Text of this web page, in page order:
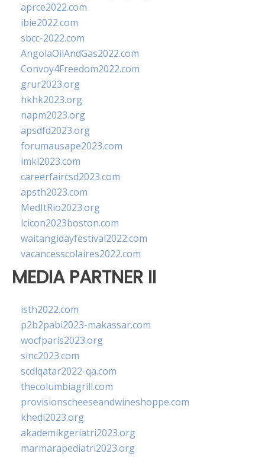
aprce2022.com
ibie2022.com
sbcc-2022.com
AngolaOilAndGas2022.com
Convoy4Freedom2022.com
grur2023.org
hkhk2023.org
napm2023.org
apsdfd2023.org
forumausape2023.com
imkl2023.com
careerfaircsd2023.com
apsth2023.com
MedItRio2023.org
lcicon2023boston.com
waitangidayfestival2022.com
vacancesscolaires2022.com
MEDIA PARTNER II
isth2022.com
p2b2pabi2023-makassar.com
wocfparis2023.org
sinc2023.com
scdlqatar2022-qa.com
thecolumbiagrill.com
provisionscheeseandwineshoppe.com
khedi2023.org
akademikgeriatri2023.org
marmarapediatri2023.org